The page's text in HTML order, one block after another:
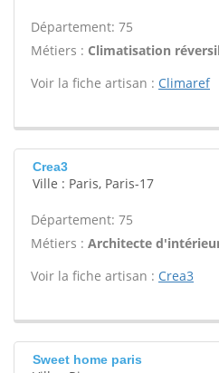
Département: 75
Métiers : Climatisation
Voir la fiche artisan : Climaref
Crea3
Ville : Paris, Paris-17
Département: 75
Métiers : Architecte
Voir la fiche artisan : Crea3
Sweet home paris